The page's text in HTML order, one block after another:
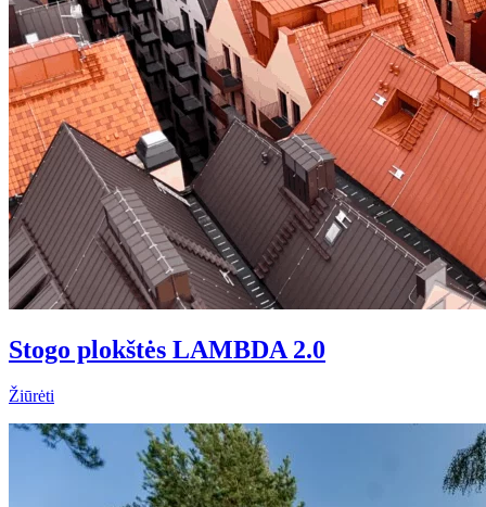
Stogo plokštės LAMBDA 2.0
Žiūrėti